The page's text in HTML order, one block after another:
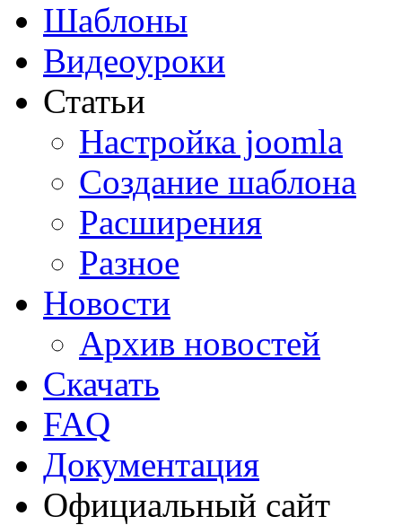
Шаблоны
Видеоуроки
Статьи
Настройка joomla
Создание шаблона
Расширения
Разное
Новости
Архив новостей
Скачать
FAQ
Документация
Официальный сайт